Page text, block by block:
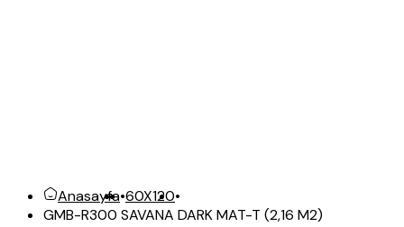
Anasayfa•60X120•
GMB-R300 SAVANA DARK MAT-T (2,16 M2)